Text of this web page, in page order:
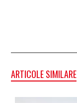
ARTICOLE SIMILARE